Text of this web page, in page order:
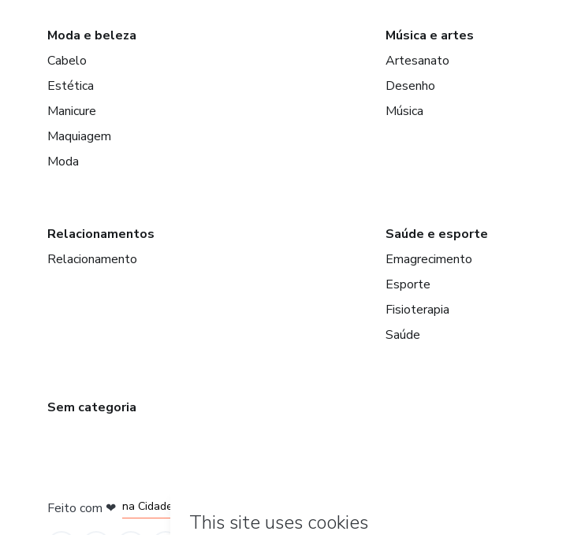
Moda e beleza
Cabelo
Estética
Manicure
Maquiagem
Moda
Música e artes
Artesanato
Desenho
Música
Relacionamentos
Relacionamento
Saúde e esporte
Emagrecimento
Esporte
Fisioterapia
Saúde
Sem categoria
Feito com ❤
em Belo Horizonte
na Cidade do México